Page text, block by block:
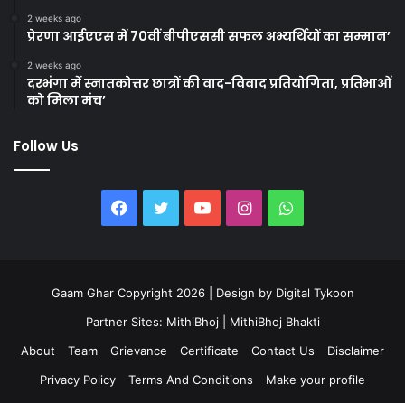
2 weeks ago
प्रेरणा आईएएस में 70वीं बीपीएससी सफल अभ्यर्थियों का सम्मान’
2 weeks ago
दरभंगा में स्नातकोत्तर छात्रों की वाद-विवाद प्रतियोगिता, प्रतिभाओं
को मिला मंच’
Follow Us
Facebook
TwitterYouTubeInstagramWhatsApp
Gaam Ghar Copyright 2026 | Design by Digital Tykoon
Partner Sites: MithiBhoj
MithiBhoj Bhakti
About
Team Grievance Certificate Contact Us
Disclaimer
Privacy Policy
Terms And Conditions
Make your profile